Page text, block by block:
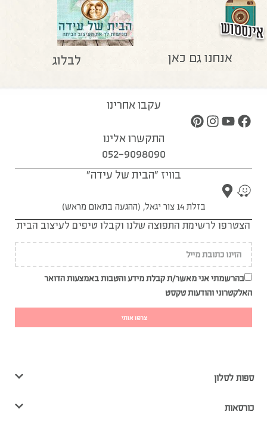
אנחנו גם כאן לבלוג
עקבו אחרינו
התקשרו אלינו
052-9098090
בוויז "הבית של עידה"
בזלת 14 צור יגאל, (ההגעה בתאום מראש)
הצטרפו לרשימת התפוצה שלנו וקבלו טיפים לעיצוב הבית
בהרשמתי אני מאשר/ת קבלת מידע והטבות באמצעות הדואר
האלקטרוני והודעות טקסט
צרפו אותי
ספות לסלון
כורסאות